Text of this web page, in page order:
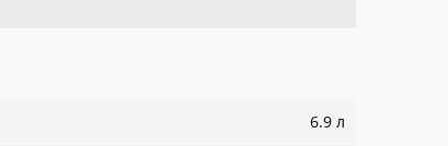
6.9 л